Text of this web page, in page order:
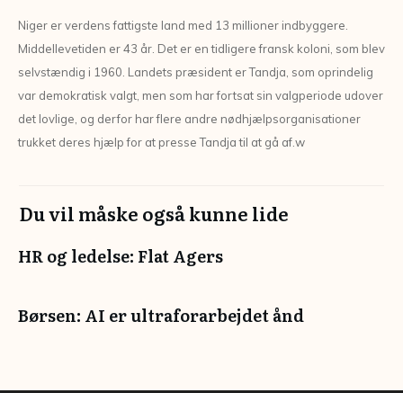
Niger er verdens fattigste land med 13 millioner indbyggere.
Middellevetiden er 43 år. Det er en tidligere fransk koloni, som blev
selvstændig i 1960. Landets præsident er Tandja, som oprindelig
var demokratisk valgt, men som har fortsat sin valgperiode udover
det lovlige, og derfor har flere andre nødhjælpsorganisationer
trukket deres hjælp for at presse Tandja til at gå af.w
Du vil måske også kunne lide
HR og ledelse: Flat Agers
Børsen: AI er ultraforarbejdet ånd